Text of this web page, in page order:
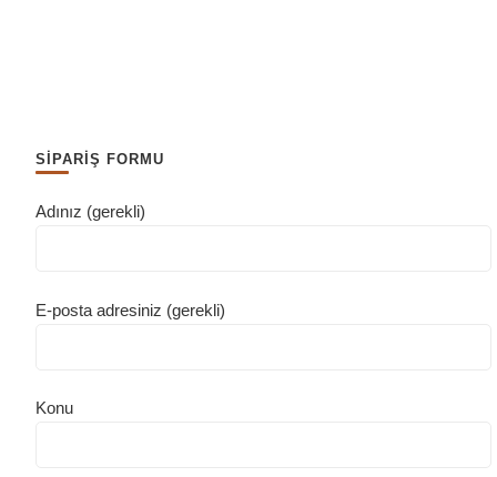
SİPARİŞ FORMU
Adınız (gerekli)
E-posta adresiniz (gerekli)
Konu